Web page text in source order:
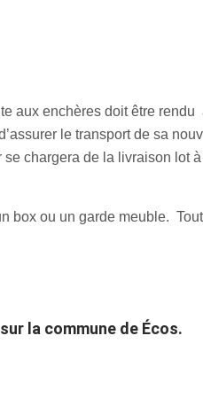
aux enchères doit être
le transport de sa
chargera de la livraison lot
box ou un garde meuble.
la commune de Écos.